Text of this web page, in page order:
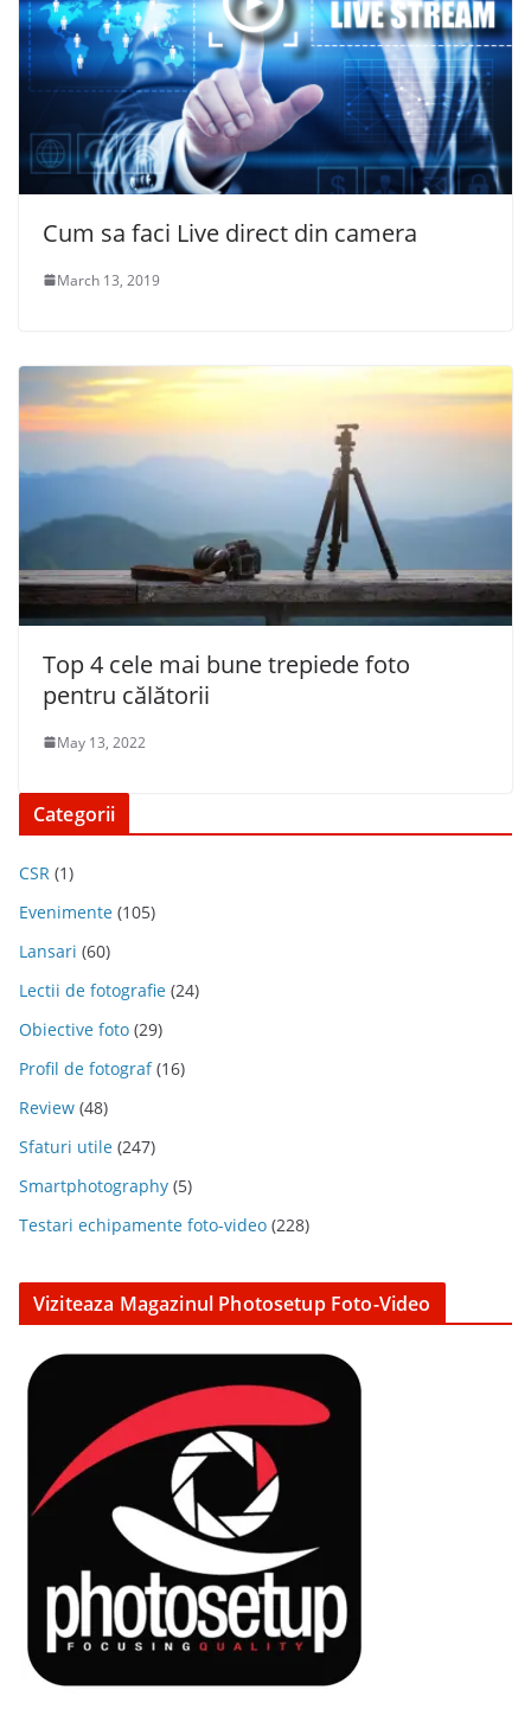
Cum sa faci Live direct din camera
March 13, 2019
Top 4 cele mai bune trepiede foto
pentru călătorii
May 13, 2022
Categorii
CSR (1)
Evenimente (105)
Lansari (60)
Lectii de fotografie (24)
Obiective foto (29)
Profil de fotograf(16)
Review (48)
Sfaturi utile (247)
Smartphotography (5)
Testari echipamente foto-video (228)
Viziteaza Magazinul Photosetup Foto-Video